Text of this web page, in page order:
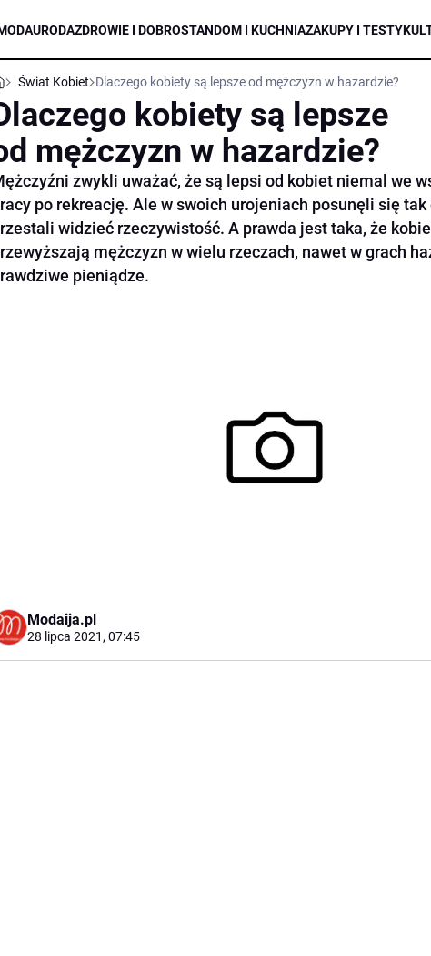
URODAZDROWIE I DOBROSTANDOM I KUCHNIAZAKUPY I TESTY
Świat Kobiet Dlaczego kobiety są lepsze od mężczyzn w hazardzie?
kobiety są lepsze
mężczyzn w hazardzie?
zwykli uważać, że są lepsi od kobiet niemal we
po rekreację. Ale w swoich urojeniach posunęli się tak
widzieć rzeczywistość. A prawda jest taka, że
mężczyzn w wielu rzeczach, nawet w grach
pieniądze.
Modaija.pl
28 lipca 2021, 07:45